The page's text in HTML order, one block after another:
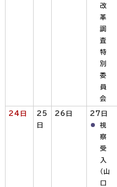
改
革
調
査
特
別
委
員
会
24日
25
日
26日
27日
視
察
受
入
（山
口